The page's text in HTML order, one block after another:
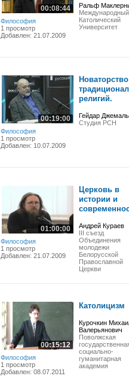
00:08:44
Философия
1 просмотр
Добавлен: 21.07.2009
Ральф
Международный
Католический
Университет
00:19:00
Философия
1 просмотр
Добавлен: 10.07.2009
религий.
Гейдар Джемаль.
Студия РСН
01:00:00
Философия
1 просмотр
Добавлен: 21.07.2009
Церковь в
истории и
Андрей Кураев
III съезд
Объединения
молодежи
Белорусской
Православной
Церкви
00:15:12
Философия
1 просмотр
Добавлен: 08.07.2011
Католицизм
Курочкин
Валерьянович
Поволжская
социально-
гуманитарная
академия